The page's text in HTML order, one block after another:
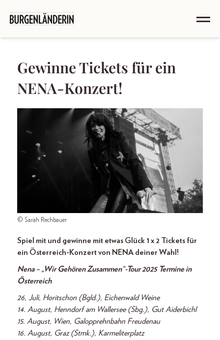
Gewinne Tickets für ein
NENA-Konzert!
© Sarah Rechbauer
Spiel mit und gewinne mit etwas Glück 1 x 2 Tickets für
ein Österreich-Konzert von NENA deiner Wahl!
Nena – „Wir Gehören Zusammen“-Tour 2025 Termine in
Österreich
26, Juli, Horitschon (Bgld.), Eichenwald Weine
14. August, Henndorf am Wallersee (Sbg.), Gut Aiderbichl
15. August, Wien, Galopprehnbahn Freudenau
16. August, Graz (Stmk.), Karmeliterplatz